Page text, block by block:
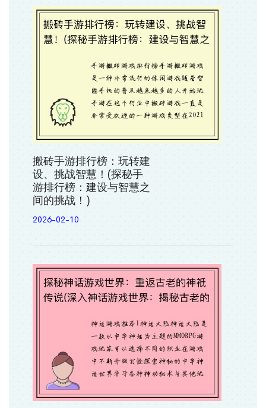
搬砖手游排行榜：玩转建
设、挑战智慧！(探秘手
游排行榜：建设与智慧之
间的挑战！)
2026-02-10